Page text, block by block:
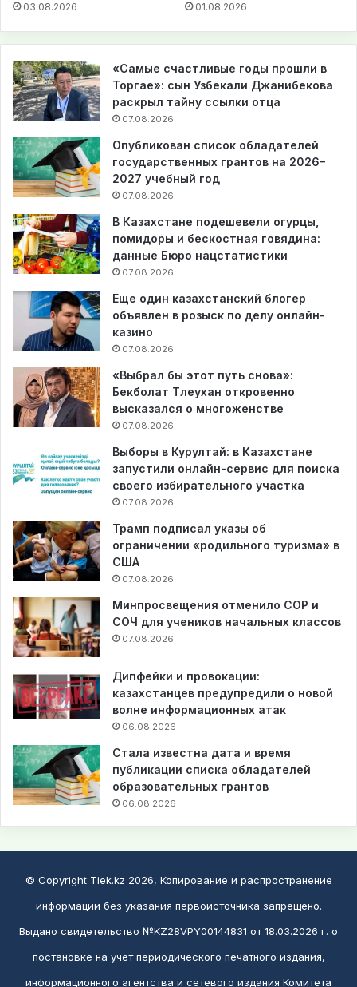
03.08.2026 01.08.2026
«Самые счастливые годы прошли в
Торгае»: сын Узбекали Джанибекова
раскрыл тайну ссылки отца
07.08.2026
Опубликован список обладателей
государственных грантов на 2026–
2027 учебный год
07.08.2026
В Казахстане подешевели огурцы,
помидоры и бескостная говядина:
данные Бюро нацстатистики
07.08.2026
Еще один казахстанский блогер
объявлен в розыск по делу онлайн-
казино
07.08.2026
«Выбрал бы этот путь снова»:
Бекболат Тлеухан откровенно
высказался о многоженстве
07.08.2026
Выборы в Курултай: в Казахстане
запустили онлайн-сервис для поиска
своего избирательного участка
07.08.2026
Трамп подписал указы об
ограничении «родильного туризма» в
США
07.08.2026
Минпросвещения отменило СОР и
СОЧ для учеников начальных классов
07.08.2026
Дипфейки и провокации:
казахстанцев предупредили о новой
волне информационных атак
06.08.2026
Стала известна дата и время
публикации списка обладателей
образовательных грантов
06.08.2026
© Copyright Tiek.kz 2026, Копирование и распространение
информации без указания первоисточника запрещено.
Выдано свидетельство №KZ28VPY00144831 от 18.03.2026 г. о
постановке на учет периодического печатного издания,
информационного агентства и сетевого издания Комитета